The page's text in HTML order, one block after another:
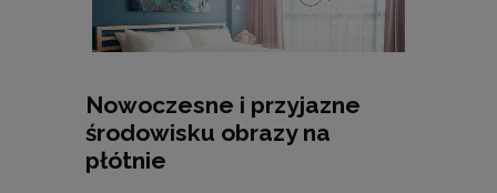
Nowoczesne i przyjazne
środowisku obrazy na
płótnie